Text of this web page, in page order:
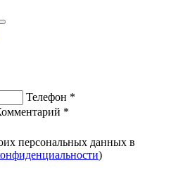
Телефон *
*
персональных данных в
)